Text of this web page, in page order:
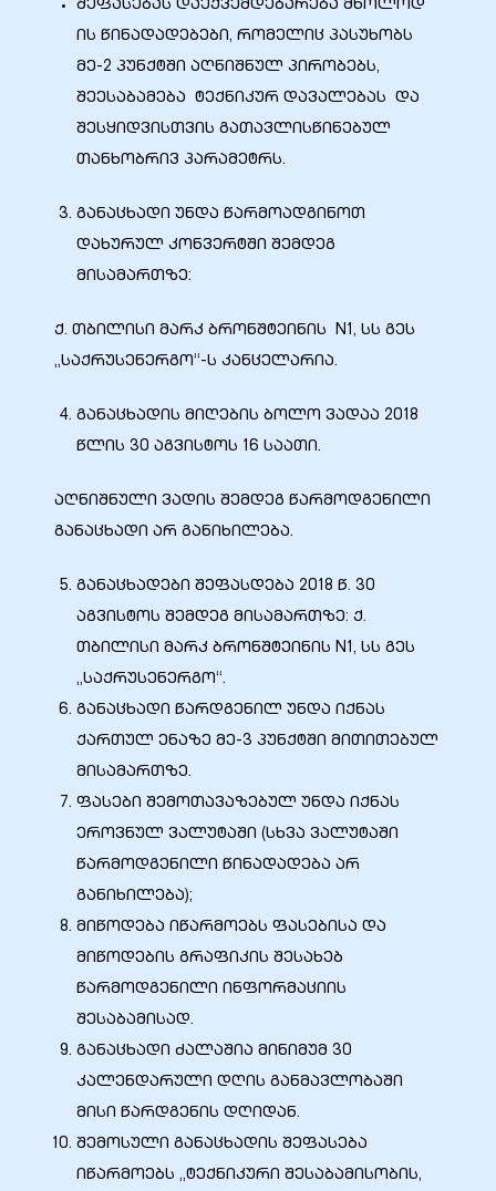
შეფასებას დაექვემდებარება მხოლოდ
ის წინადადებები, რომელიც პასუხობს
მე-2 პუნქტში აღნიშნულ პირობებს,
შეესაბამება ტექნიკურ დავალებას და
შესყიდვისთვის გათავლისწინებულ
თანხობრივ პარამეტრს.
განაცხადი უნდა წარმოადგინოთ
დახურულ კონვერტში შემდეგ
მისამართზე:
ქ. თბილისი მარკ ბრონშტეინის N1, სს გეს
„საქრუსენერგო“-ს კანცელარია.
განაცხადის მიღების ბოლო ვადაა 2018
წლის 30 აგვისტოს 16 საათი.
აღნიშნული ვადის შემდეგ წარმოდგენილი
განაცხადი არ განიხილება.
განაცხადები შეფასდება 2018 წ. 30
აგვისტოს შემდეგ მისამართზე: ქ.
თბილისი მარკ ბრონშტეინის N1, სს გეს
„საქრუსენერგო“.
განაცხადი წარდგენილ უნდა იქნას
ქართულ ენაზე მე-3 პუნქტში მითითებულ
მისამართზე.
ფასები შემოთავაზებულ უნდა იქნას
ეროვნულ ვალუტაში (სხვა ვალუტაში
წარმოდგენილი წინადადება არ
განიხილება);
მიწოდება იწარმოებს ფასებისა და
მიწოდების გრაფიკის შესახებ
წარმოდგენილი ინფორმაციის
შესაბამისად.
განაცხადი ძალაშია მინიმუმ 30
კალენდარული დღის განმავლობაში
მისი წარდგენის დღიდან.
შემოსული განაცხადის შეფასება
იწარმოებს „ტექნიკური შესაბამისობის,